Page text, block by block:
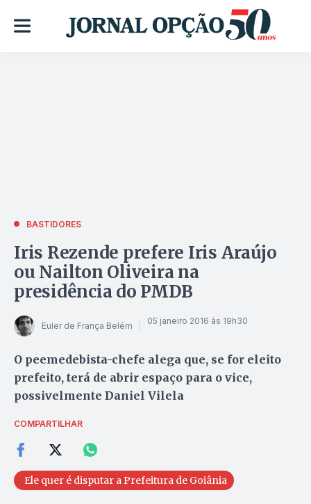
BASTIDORES
Iris Rezende prefere Iris Araújo
ou Nailton Oliveira na
presidência do PMDB
Euler de França Belém 05 janeiro 2016 às 19h30
O peemedebista-chefe alega que, se for eleito
prefeito, terá de abrir espaço para o vice,
possivelmente Daniel Vilela
COMPARTILHAR
Ele quer é disputar a Prefeitura de Goiânia